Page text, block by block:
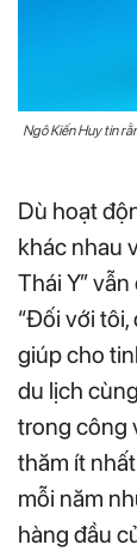
Ngô Kiến Huy tin
Dù hoạt
khác nhau
Thái Y”
“Đối với
giúp cho
du lịch
trong công
thăm ít
mỗi năm
hàng đầu